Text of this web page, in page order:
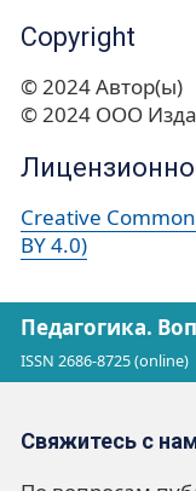
Copyright
© 2024 Автор(ы)
© 2024 ООО
Creative
BY 4.0)
Педагогика.
ISSN 2686-8725 (online)
Свяжитесь с